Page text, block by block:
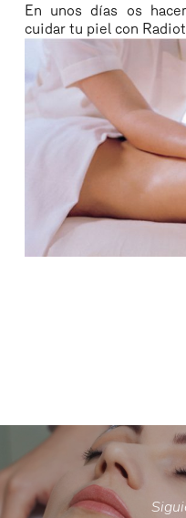
En unos días os
cuidar tu piel con